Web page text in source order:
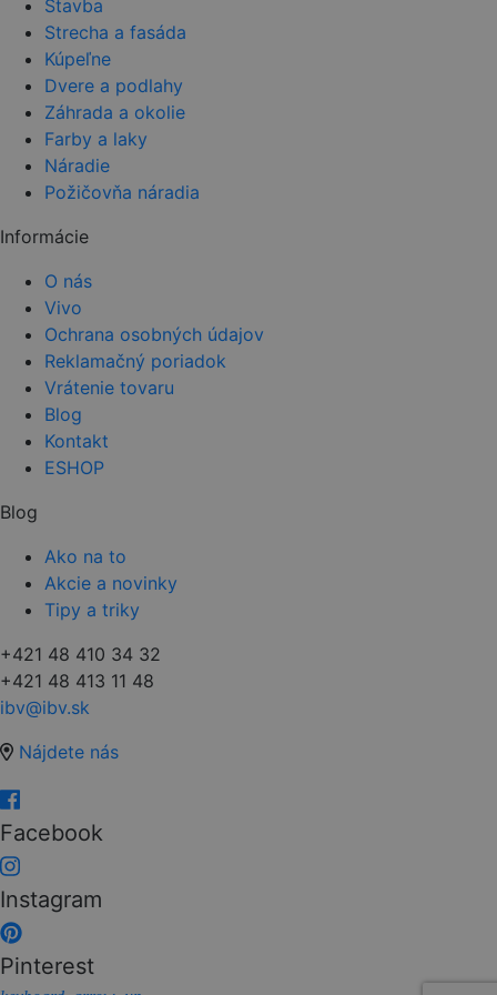
Stavba
Strecha a fasáda
Kúpeľne
Dvere a podlahy
Záhrada a okolie
Farby a laky
Náradie
Požičovňa náradia
Informácie
O nás
Vivo
Ochrana osobných údajov
Reklamačný poriadok
Vrátenie tovaru
Blog
Kontakt
ESHOP
Blog
Ako na to
Akcie a novinky
Tipy a triky
+421 48 410 34 32
+421 48 413 11 48
ibv@ibv.sk
Nájdete nás
Facebook
Instagram
Pinterest